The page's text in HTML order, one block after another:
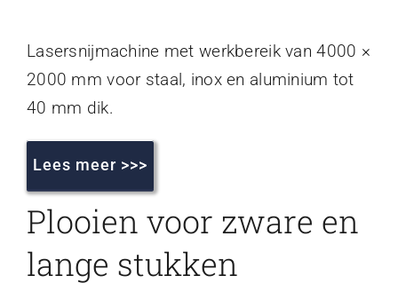
Lasersnijmachine met werkbereik van 4000 ×
2000 mm voor staal, inox en aluminium tot
40 mm dik.
Lees meer >>>
Plooien voor zware en
lange stukken